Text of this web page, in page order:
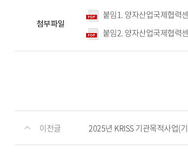
첨부파일
붙임1. 양자산업국제협력
붙임2. 양자산업국제협력
이전글 2025년 KRISS 기관목적사업(